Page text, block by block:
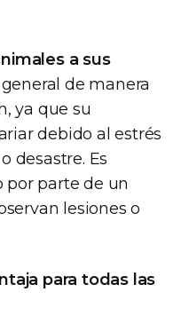
a sus
de manera
ya que su
debido al estrés
desastre. Es
por parte de un
lesiones o
para todas las